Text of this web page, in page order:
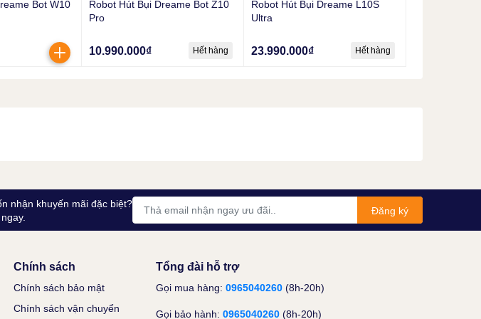
một cách thông minh và
lại, với phòng bếp hay
lý phần sàn ở phòng này 2
chi tiết rằng ở khu vực nào
Child Lock - Khoá trẻ em
vệ sinh nhiều lần hay
W10 Pro.
Bot W10
Robot Hút Bụi Dreame Bot Z10
Pro
10.990.000₫ Hết hàng
Robot Hút Bụi Dreame L10S
Ultra
23.990.000₫ Hết hàng
nhận khuyến mãi đặc biệt?
Đăng ký
Chính sách
Chính sách bảo mật
Chính sách vận chuyển
Tổng đài hỗ trợ
Gọi mua hàng: 0965040260 (8h-20h)
Gọi bảo hành: 0965040260 (8h-20h)